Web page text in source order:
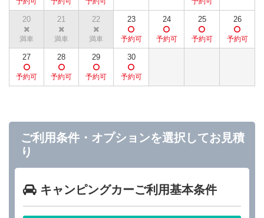
20 21 22 23 24 25 26
27 28 29 30
ご利用条件・オプションを選択してお見積
り
キャンピングカーご利用基本条件